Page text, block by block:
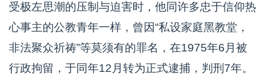
受极左思潮的压制与迫害时，他同许多忠于信仰热
心事主的公教青年一样，曾因“私设家庭黑教堂，
非法聚众祈祷”等莫须有的罪名，在1975年6月被
行政拘留，于同年12月转为正式逮捕，判刑7年。